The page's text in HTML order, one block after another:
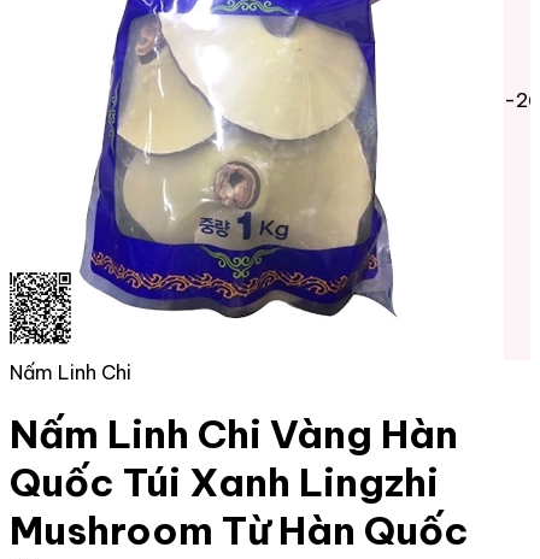
-
Nấm Linh Chi
Nấm Linh Chi Vàng Hàn
Quốc Túi Xanh Lingzhi
Mushroom Từ Hàn Quốc